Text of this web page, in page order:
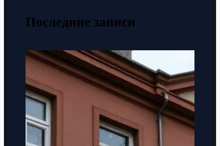
Последние записи